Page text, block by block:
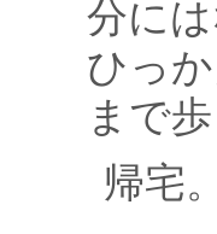
分に
ひっ
まで歩
帰宅